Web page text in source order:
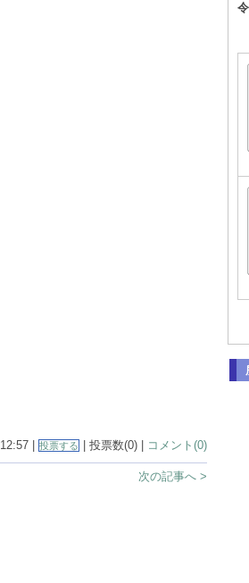
12:57 | 投票する | 投票数(0) | コメント(0)
次の記事へ >